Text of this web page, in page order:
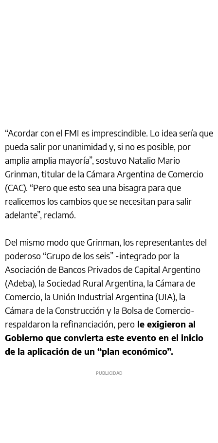
“Acordar con el FMI es imprescindible. Lo idea sería que
pueda salir por unanimidad y, si no es posible, por
amplia amplia mayoría”, sostuvo Natalio Mario
Grinman, titular de la Cámara Argentina de Comercio
(CAC). “Pero que esto sea una bisagra para que
realicemos los cambios que se necesitan para salir
adelante”, reclamó.
Del mismo modo que Grinman, los representantes del
poderoso “Grupo de los seis” -integrado por la
Asociación de Bancos Privados de Capital Argentino
(Adeba), la Sociedad Rural Argentina, la Cámara de
Comercio, la Unión Industrial Argentina (UIA), la
Cámara de la Construcción y la Bolsa de Comercio-
respaldaron la refinanciación, pero le exigieron al
Gobierno que convierta este evento en el inicio
de la aplicación de un “plan económico”.